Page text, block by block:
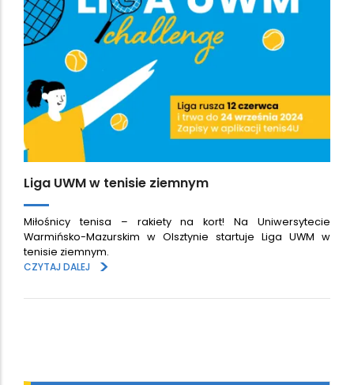
Liga UWM w tenisie ziemnym
Miłośnicy tenisa – rakiety na kort! Na Uniwersytecie
Warmińsko-Mazurskim w Olsztynie startuje Liga UWM w
tenisie ziemnym.
CZYTAJ DALEJ
>